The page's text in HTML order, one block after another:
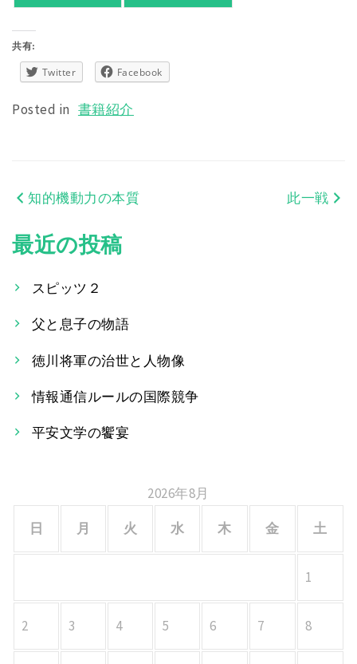
共有:
Twitter Facebook
Posted in 書籍紹介
投
稿
ビ
ゲ
ー
シ
ョ
知的機動力の本質 此一戦
最近の投稿
スピッツ２
父と息子の物語
徳川将軍の治世と人物像
情報通信ルールの国際競争
平安文学の饗宴
2026年8月
日
月 火 水 木 金 土
1
2 3 4 5 6 7 8